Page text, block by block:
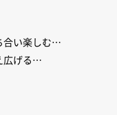
合い楽しむ…
広げる…